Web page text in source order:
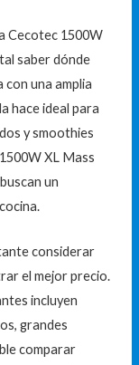
Cecotec 1500W
saber dónde
una amplia
hace ideal para
y smoothies
XL Mass
un
considerar
el mejor precio.
incluyen
grandes
comparar